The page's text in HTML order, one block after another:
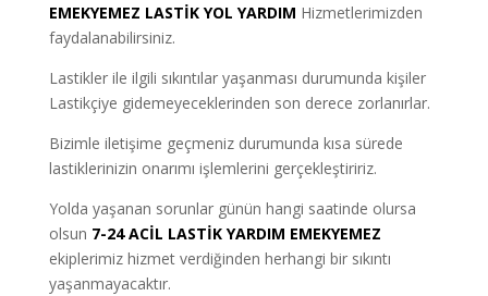
EMEKYEMEZ LASTİK YOL YARDIM Hizmetlerimizden
faydalanabilirsiniz.
Lastikler ile ilgili sıkıntılar yaşanması durumunda kişiler
Lastikçiye gidemeyeceklerinden son derece zorlanırlar.
Bizimle iletişime geçmeniz durumunda kısa sürede
lastiklerinizin onarımı işlemlerini gerçekleştiririz.
Yolda yaşanan sorunlar günün hangi saatinde olursa
olsun 7-24 ACİL LASTİK YARDIM EMEKYEMEZ
ekiplerimiz hizmet verdiğinden herhangi bir sıkıntı
yaşanmayacaktır.